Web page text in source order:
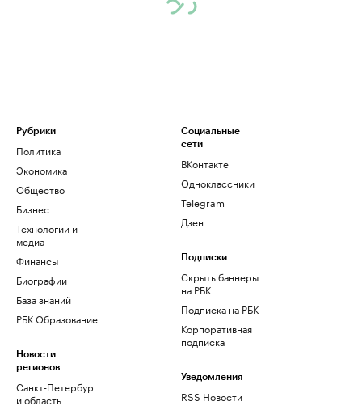
Рубрики
Политика
Экономика
Общество
Бизнес
Технологии и
медиа
Финансы
Биографии
База знаний
РБК Образование
Новости
регионов
Санкт-Петербург
и область
Социальные
сети
ВКонтакте
Одноклассники
Telegram
Дзен
Подписки
Скрыть баннеры
на РБК
Подписка на РБК
Корпоративная
подписка
Уведомления
RSS Новости